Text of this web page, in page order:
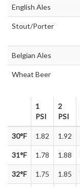
English Ales
Stout/Porter
Belgian Ales
Wheat Beer
1
PSI
2
PSI
1
2
30°F 1.82 1.92
31°F 1.78 1.88
32°F 1.75 1.85